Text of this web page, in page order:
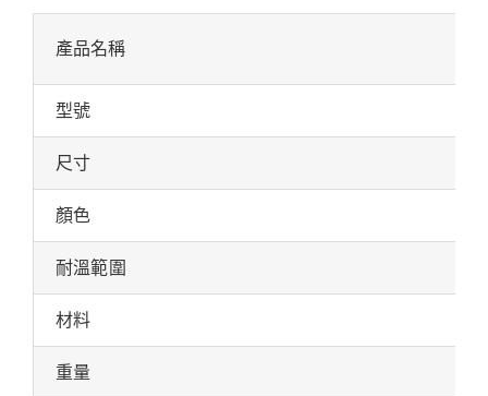
產品名稱
型號
尺寸
顏色
耐溫範圍
材料
重量